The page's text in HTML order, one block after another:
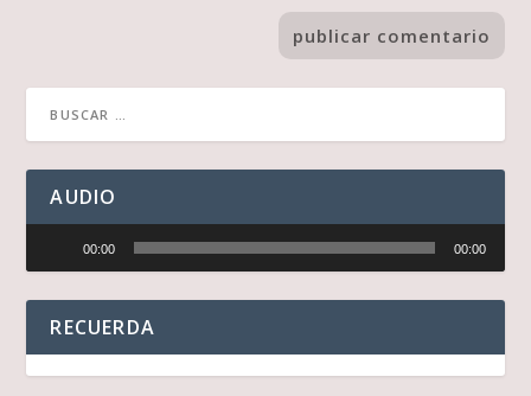
AUDIO
audio
00:00 00:00
RECUERDA